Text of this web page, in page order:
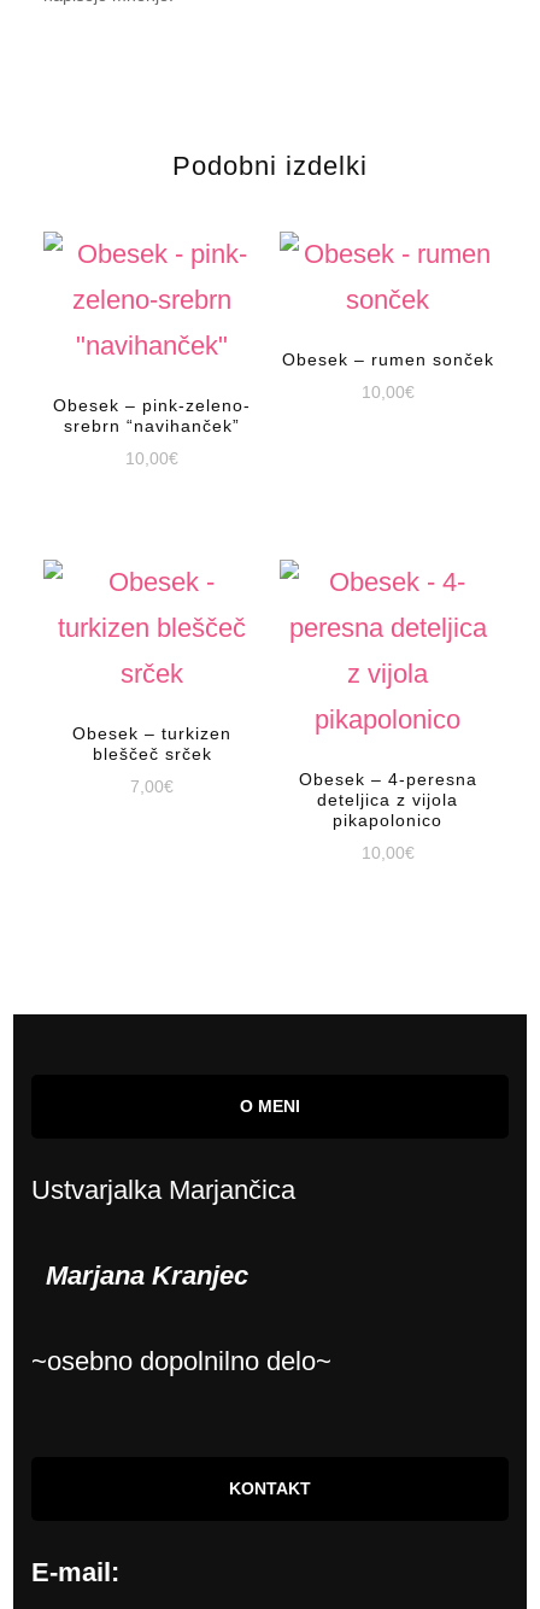
Podobni izdelki
Obesek – pink-zeleno-
srebrn “navihanček”
10,00€
Obesek – rumen sonček
10,00€
Obesek – turkizen
bleščeč srček
7,00€
Obesek – 4-peresna
deteljica z vijola
pikapolonico
10,00€
O MENI
Ustvarjalka Marjančica
Marjana Kranjec
~osebno dopolnilno delo~
KONTAKT
E-mail: